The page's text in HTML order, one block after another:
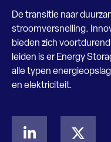
De transitie naar
stroomversnelling.
bieden zich
leiden is er Energy
alle typen
en elektriciteit.